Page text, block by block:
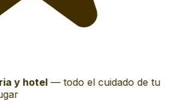
y hotel—todo el cuidado de tu